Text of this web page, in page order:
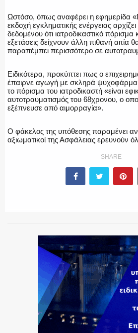
ΕΚΑΒ
ΑΣΤΥΝΟΜΙΚΟ ΡΕΠΟΡΤΑΖ
Η ΦΩΝΗ ΣΟΥ
ΟΠΛΑ/ΕΞΟΠΛΙΣΜΟΣ
Ωστόσο, όπως αναφέρει η εφημερίδα
εκδοχή εγκληματικής ενέργειας
δεδομένου ότι ιατροδικαστικό πόρισμα
εξετάσεις δείχνουν άλλη πιθανή αιτία
παραπέμπει περισσότερο σε
Ειδικότερα, προκύπτει πως ο
έπαιρνε αγωγή με σκληρά
το πόρισμα του ιατροδικαστή «είναι
αυτοτραυματισμός του 68χρονου, ο
εξέπνευσε από αιμορραγία».
Ο φάκελος της υπόθεσης παραμένει
αξιωματικοί της Ασφάλειας ερευνούν
SHARE